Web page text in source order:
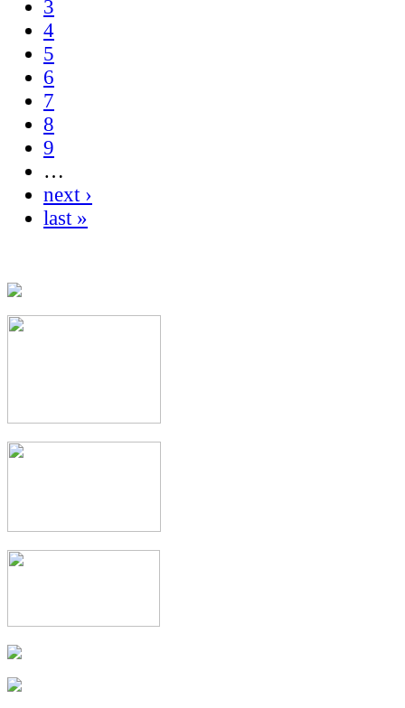
3
4
5
6
7
8
9
…
next ›
last »